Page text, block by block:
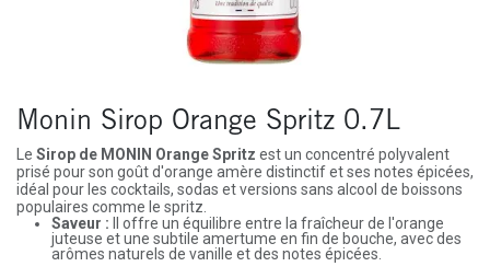
Monin Sirop Orange Spritz 0.7L
Le Sirop de MONIN Orange Spritz est un concentré polyvalent
prisé pour son goût d'orange amère distinctif et ses notes épicées,
idéal pour les cocktails, sodas et versions sans alcool de boissons
populaires comme le spritz.
Saveur : Il offre un équilibre entre la fraîcheur de l'orange
juteuse et une subtile amertume en fin de bouche, avec des
arômes naturels de vanille et des notes épicées.